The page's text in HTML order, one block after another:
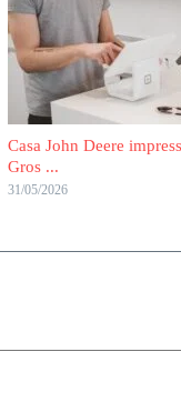
Casa John Deere
Gros ...
31/05/2026